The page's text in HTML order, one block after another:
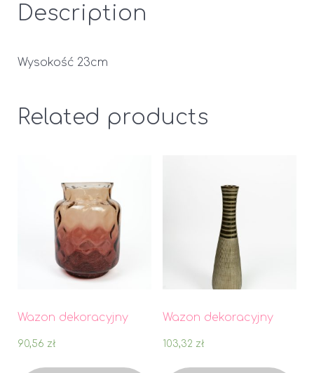
Description
Wysokość 23cm
Related products
Wazon dekoracyjny
90,56 zł
Wazon dekoracyjny
103,32 zł